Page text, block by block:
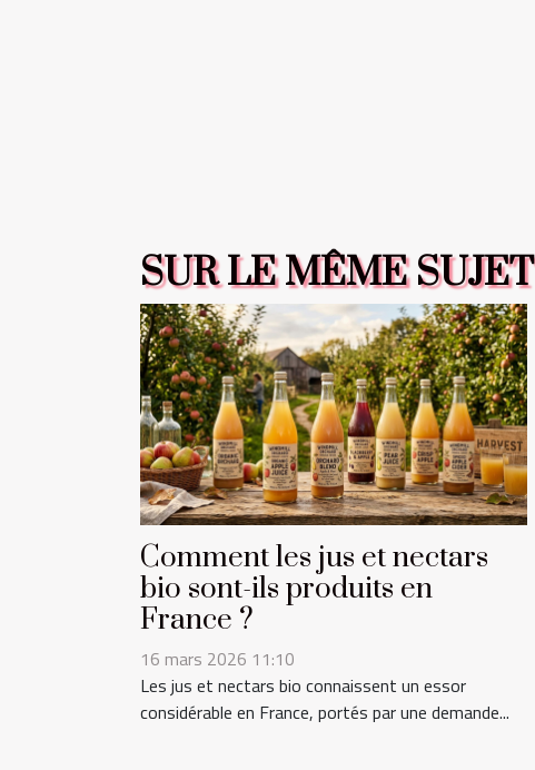
SUR LE MÊME SUJET
Comment les jus et nectars
bio sont-ils produits en
France ?
16 mars 2026 11:10
Les jus et nectars bio connaissent un essor
considérable en France, portés par une demande...